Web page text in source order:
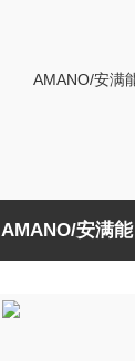
AMANO/安满